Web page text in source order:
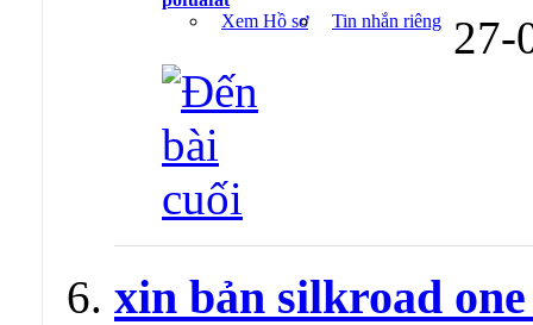
Xem Hồ sơ
Tin nhắn riêng 27-
xin bản silkroad